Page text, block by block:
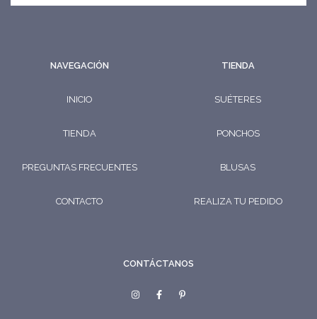
NAVEGACIÓN
INICIO
TIENDA
PREGUNTAS FRECUENTES
CONTACTO
TIENDA
SUÉTERES
PONCHOS
BLUSAS
REALIZA TU PEDIDO
CONTÁCTANOS